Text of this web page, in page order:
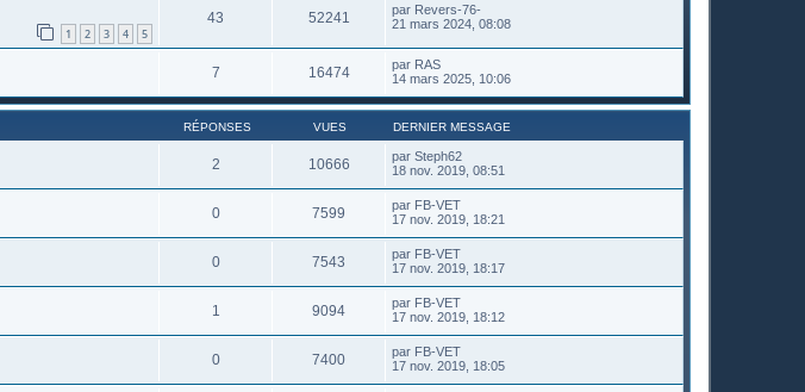
1 2 3 4 5
43 52241 par Revers-76-
21 mars 2024, 08:08
7 16474 par RAS
14 mars 2025, 10:06
RÉPONSES VUES DERNIER MESSAGE
2 10666 par Steph62
18 nov. 2019, 08:51
0 7599 par FB-VET
17 nov. 2019, 18:21
0 7543 par FB-VET
17 nov. 2019, 18:17
1 9094 par FB-VET
17 nov. 2019, 18:12
0 7400 par FB-VET
17 nov. 2019, 18:05